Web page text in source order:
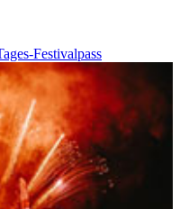
Festivalpass